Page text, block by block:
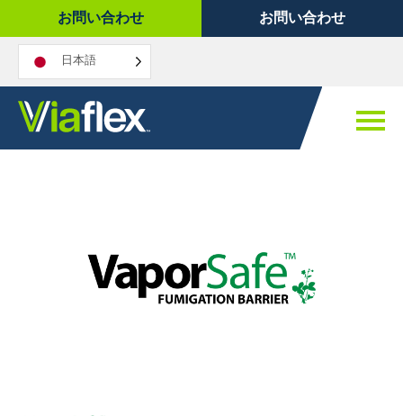
お問い合わせ お問い合わせ
日本語